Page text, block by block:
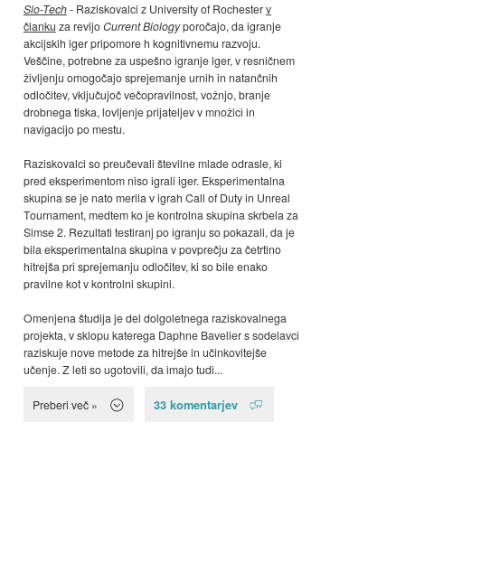
Slo-Tech- Raziskovalci z University of Rochesterv
članku za revijoCurrent Biologyporočajo, da igranje
akcijskih iger pripomore h kognitivnemu razvoju.
Veščine, potrebne za uspešno igranje iger, v resničnem
življenju omogočajo sprejemanje urnih in natančnih
odločitev, vključujoč večopravilnost, vožnjo, branje
drobnega tiska, lovljenje prijateljev v množici in
navigacijo po mestu.
Raziskovalci so preučevali številne mlade odrasle, ki
pred eksperimentom niso igrali iger. Eksperimentalna
skupina se je nato merila v igrah Call of Duty in Unreal
Tournament, medtem ko je kontrolna skupina skrbela za
Simse 2. Rezultati testiranj po igranju so pokazali, da je
bila eksperimentalna skupina v povprečju za četrtino
hitrejša pri sprejemanju odločitev, ki so bile enako
pravilne kot v kontrolni skupini.
Omenjena študija je del dolgoletnega raziskovalnega
projekta, v sklopu katerega Daphne Bavelier s sodelavci
raziskuje nove metode za hitrejše in učinkovitejše
učenje. Z leti so ugotovili, da imajo tudi...
Preberi več » 33 komentarjev